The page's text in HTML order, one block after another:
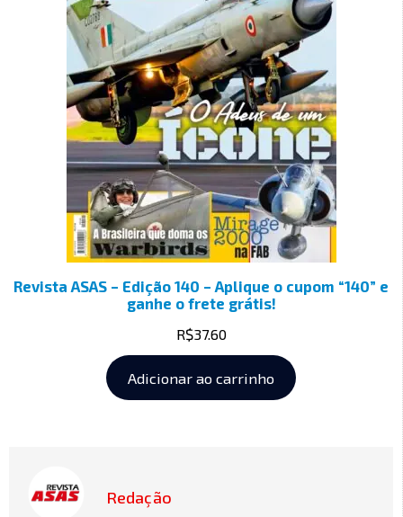
Revista ASAS – Edição 140 – Aplique o cupom “140” e
ganhe o frete grátis!
R$37.60
Adicionar ao carrinho
Redação